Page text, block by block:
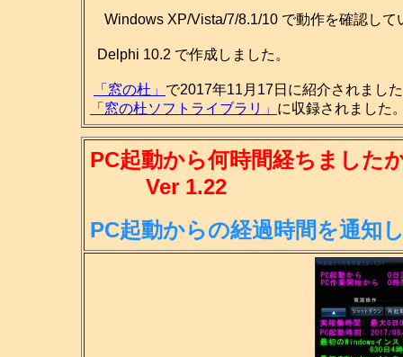
Windows XP/Vista/7/8.1/10 で動作を確認して
Delphi 10.2 で作成しました。
「窓の杜」 で2017年11月17日に紹介されまし
「窓の杜ソフトライブラリ」 に収録されました
PC起動から何時間経ちました
Ver 1.22
PC起動からの経過時間を通知